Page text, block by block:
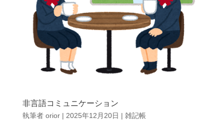
非言語コミュニケーション
執筆者 orior| 2025年12月20日 | 雑記帳